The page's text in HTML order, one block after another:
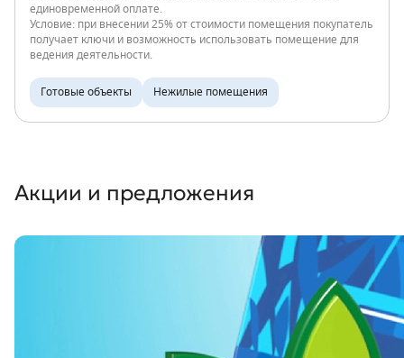
единовременной оплате.
Условие: при внесении 25% от стоимости помещения покупатель
получает ключи и возможность использовать помещение для
ведения деятельности.
Готовые объекты Нежилые помещения
Акции и предложения